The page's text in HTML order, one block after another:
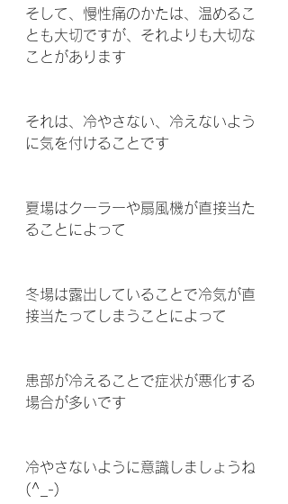
そして、慢性痛のかたは、温めるこ
とも大切ですが、それよりも大切な
ことがあります
それは、冷やさない、冷えないよう
に気を付けることです
夏場はクーラーや扇風機が直接当た
ることによって
冬場は露出していることで冷気が直
接当たってしまうことによって
患部が冷えることで症状が悪化する
場合が多いです
冷やさないように意識しましょうね
(^_-)